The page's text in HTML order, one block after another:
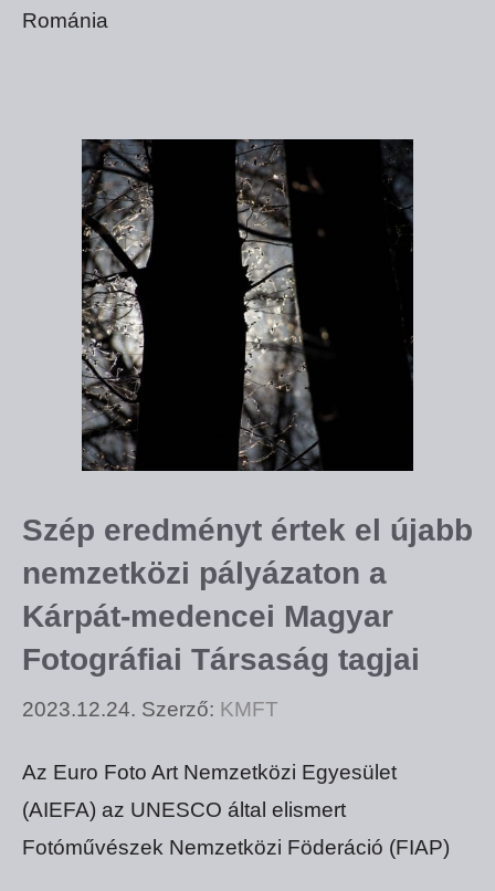
Románia
Szép eredményt értek el újabb
nemzetközi pályázaton a
Kárpát-medencei Magyar
Fotográfiai Társaság tagjai
2023.12.24. Szerző: KMFT
Az Euro Foto Art Nemzetközi Egyesület
(AIEFA) az UNESCO által elismert
Fotóművészek Nemzetközi Föderáció (FIAP)